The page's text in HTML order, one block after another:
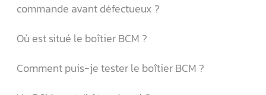
commande avant défectueux ?
Où est situé le boîtier BCM ?
Comment puis-je tester le boîtier BCM ?